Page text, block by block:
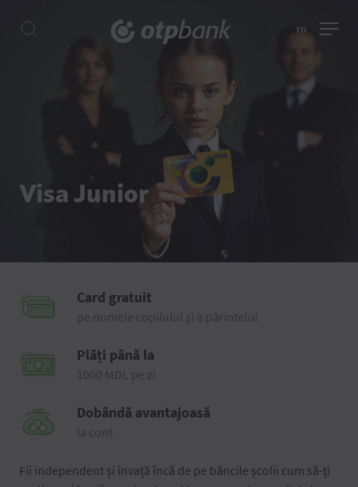
ro
Visa Junior
Card gratuit
pe numele copilului și a părintelui
Plăți până la
1000 MDL pe zi
Dobândă avantajoasă
la cont
Fii independent și învață încă de pe băncile școlii cum să-ți